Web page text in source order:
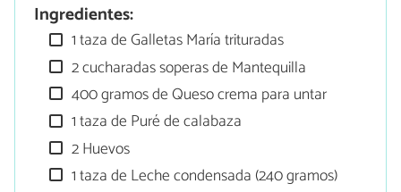
Ingredientes:
1 taza de Galletas María trituradas
2 cucharadas soperas de Mantequilla
400 gramos de Queso crema para untar
1 taza de Puré de calabaza
2 Huevos
1 taza de Leche condensada (240 gramos)